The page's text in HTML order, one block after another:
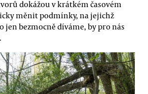
dokážou v krátkém časovém
měnit podmínky, na jejichž
jen bezmocně díváme, by pro nás